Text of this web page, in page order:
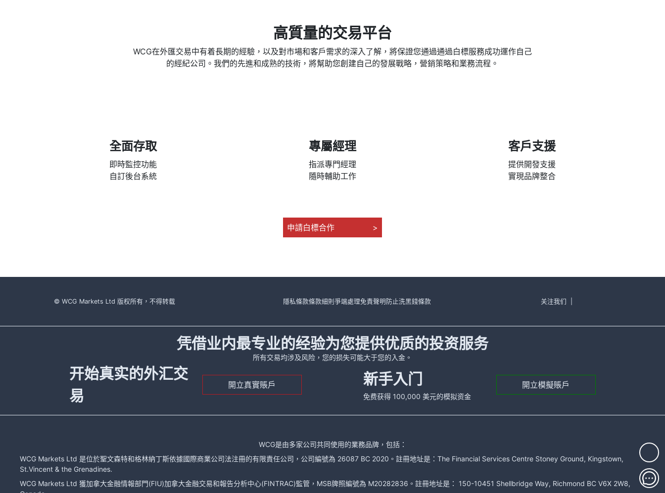
高質量的交易平台
WCG在外匯交易中有着長期的經驗，以及對市場和客戶需求的深入了解，將保證您通過通過白標服務成功運作自己
的經紀公司。我們的先進和成熟的技術，將幫助您創建自己的發展戰略，營銷策略和業務流程。
全面存取
即時監控功能
自訂後台系統
專屬經理
指派專門經理
隨時輔助工作
客戶支援
提供開發支援
實現品牌整合
申請白標合作 >
© WCG Markets Ltd 版权所有，不得转载 隱私條款條款細則 爭端處理免責聲明 防止洗黑錢條款 关注我们
凭借业内最专业的经验为您提供优质的投资服务
所有交易均涉及风险，您的损失可能大于您的入金。
开始真实的外汇交
易
開立真實賬戶 新手入门
免费获得 100,000 美元的模拟资金
開立模擬賬戶
WCG是由多家公司共同使用的業務品牌，包括：
WCG Markets Ltd 是位於聖文森特和格林納丁斯依據國際商業公司法注冊的有限責任公司，公司編號為 26087 BC 2020。註冊地址是：The Financial Services Centre Stoney Ground, Kingstown,
St.Vincent & the Grenadines.
WCG Markets Ltd 獲加拿大金融情報部門(FIU)加拿大金融交易和報告分析中心(FINTRAC)監管，MSB牌照編號為 M20282836。註冊地址是： 150-10451 Shellbridge Way, Richmond BC V6X 2W8,